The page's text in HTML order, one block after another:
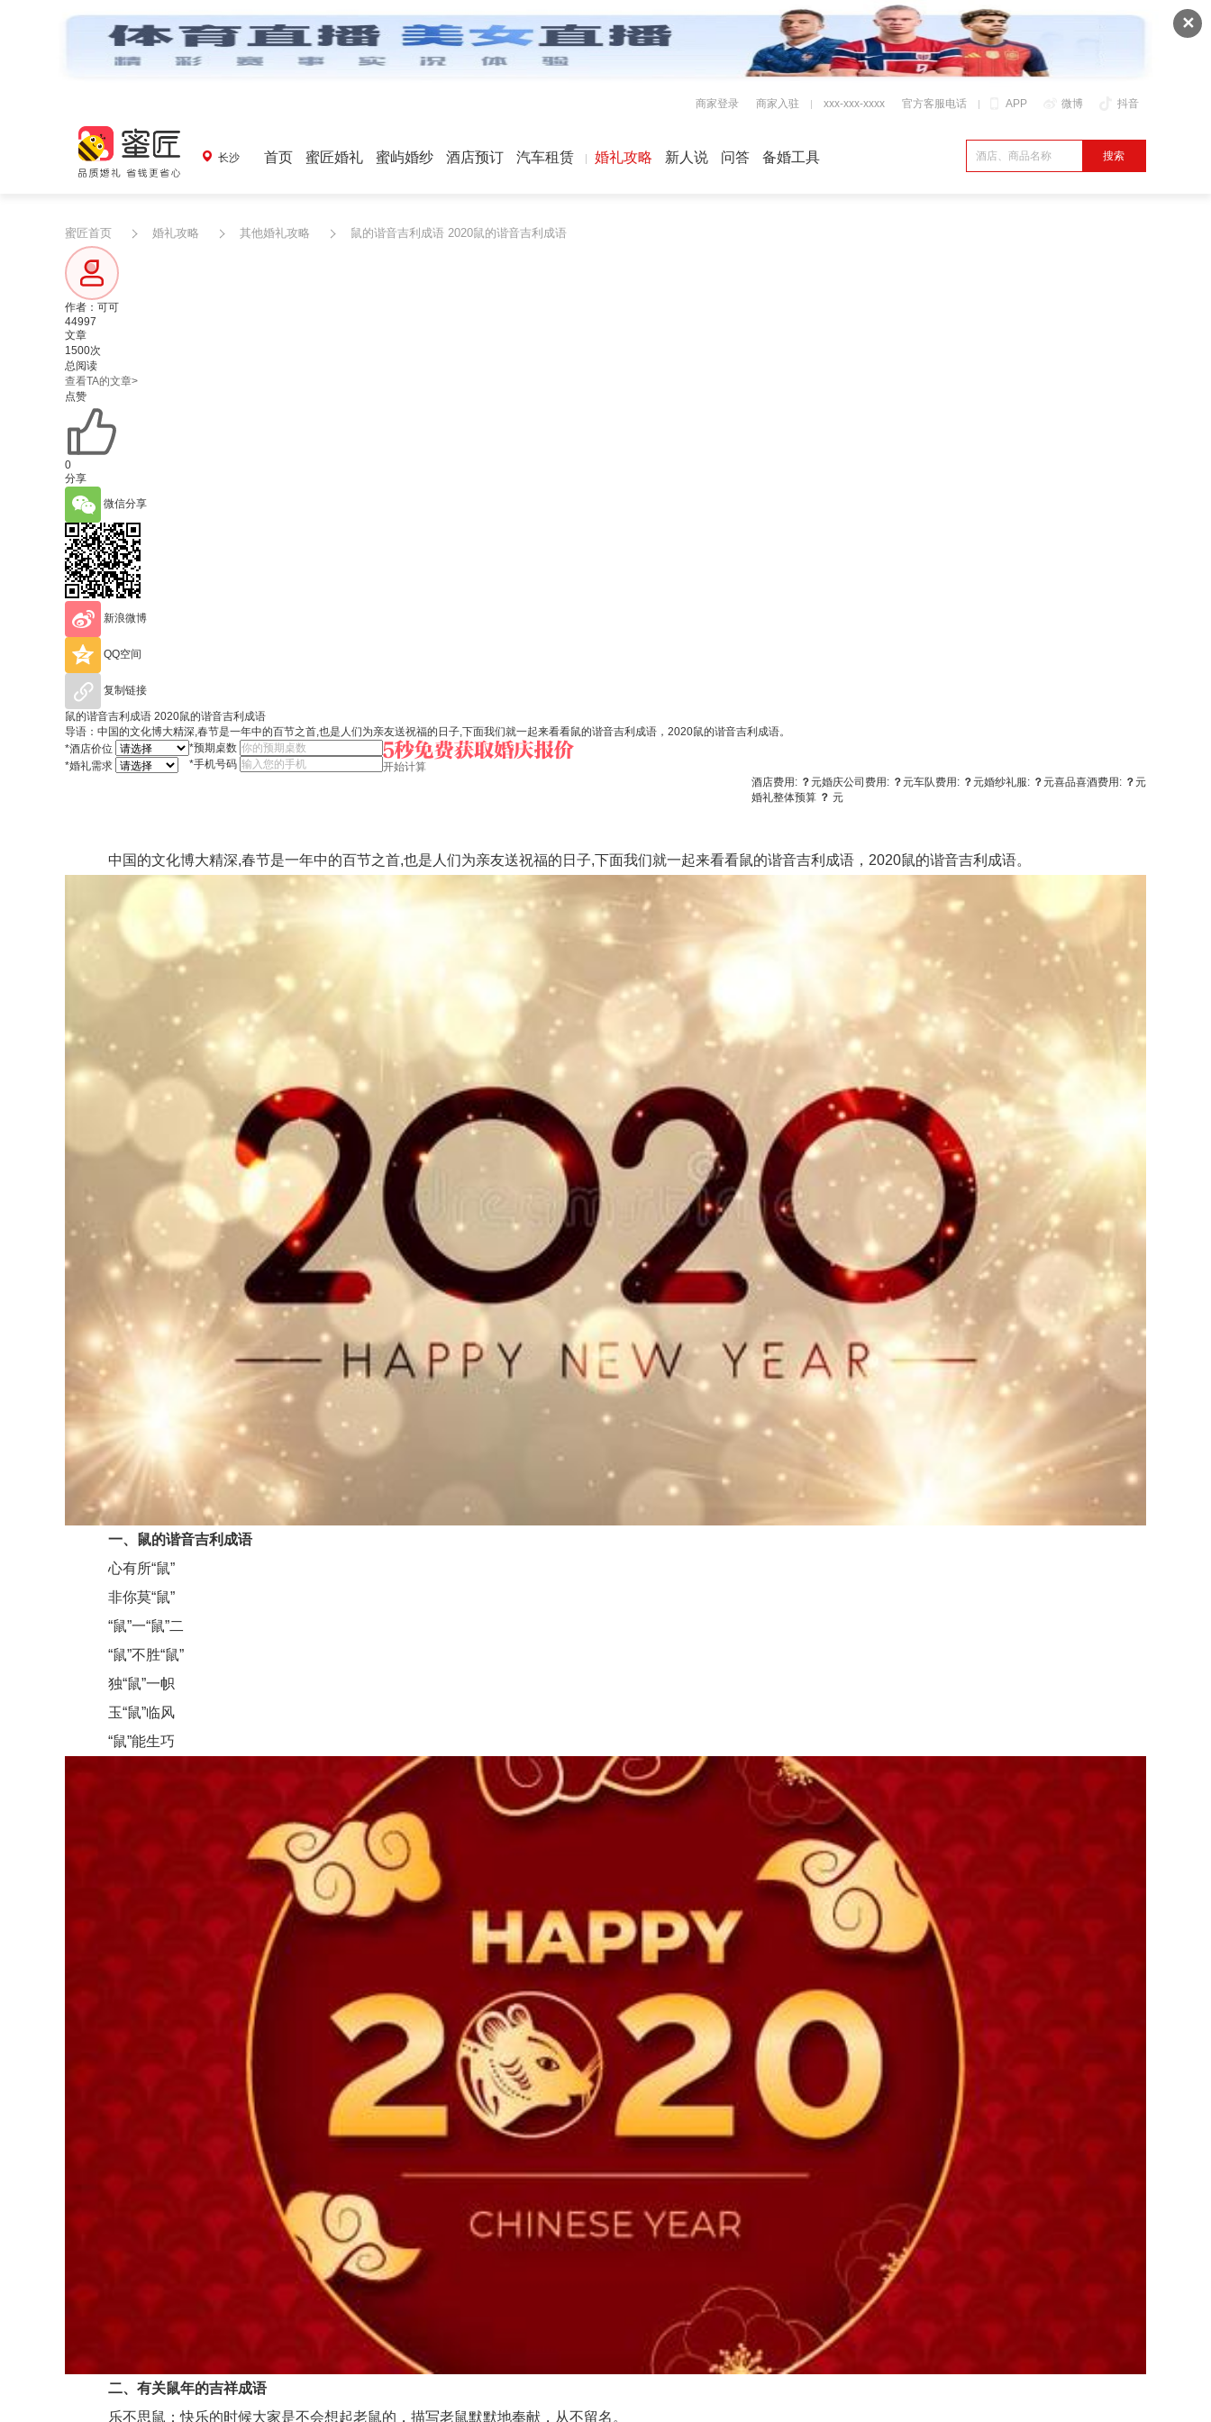
✕
APP 微博 抖音
商家登录 商家入驻 xxx-xxx-xxxx 官方客服电话
长沙 首页 蜜匠婚礼 蜜屿婚纱 酒店预订 汽车租赁 婚礼攻略 新人说 问答 备婚工具
蜜匠首页 婚礼攻略 其他婚礼攻略 鼠的谐音吉利成语 2020鼠的谐音吉利成语
作者：可可
44997
文章
1500次
总阅读
查看TA的文章>
点赞
0
分享
微信分享
新浪微博
QQ空间
复制链接
鼠的谐音吉利成语 2020鼠的谐音吉利成语
导语：中国的文化博大精深,春节是一年中的百节之首,也是人们为亲友送祝福的日子,下面我们就一起来看看鼠的谐音吉利成语，2020鼠的谐音吉利成语。
*酒店价位
*婚礼需求
*预期桌数
*手机号码
开始计算
酒店费用: ？元婚庆公司费用: ？元车队费用: ？元婚纱礼服: ？元喜品喜酒费用: ？元
婚礼整体预算 ？ 元
中国的文化博大精深,春节是一年中的百节之首,也是人们为亲友送祝福的日子,下面我们就一起来看看鼠的谐音吉利成语，2020鼠的谐音吉利成语。
一、鼠的谐音吉利成语
心有所“鼠”
非你莫“鼠”
“鼠”一“鼠”二
“鼠”不胜“鼠”
独“鼠”一帜
玉“鼠”临风
“鼠”能生巧
二、有关鼠年的吉祥成语
乐不思鼠：快乐的时候大家是不会想起老鼠的，描写老鼠默默地奉献，从不留名。